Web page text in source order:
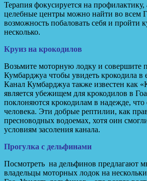
Терапия фокусируется на профилактику,
целебные центры можно найти во всем
возможность побаловать себя и пройти
несколько.
Круиз на крокодилов
Возьмите моторную лодку и совершите
Кумбарджуа чтобы увидеть крокодила в
Канал Кумбарджуа также известен как
является убежищем для крокодилов в
поклоняются крокодилам в надежде, что
человека. Эти добрые рептилии, как
пресноводных водоемах, хотя оин
условиям засоления канала.
Прогулка с дельфинами
Посмотреть на дельфинов предлагают
владельцы моторных лодок на